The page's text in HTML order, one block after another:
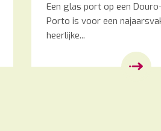
Een glas port op een
Porto is voor een
heerlijke...